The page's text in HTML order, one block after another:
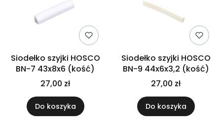
Siodełko szyjki HOSCO
BN-7 43x8x6 (kość)
27,00 zł
Do koszyka
Siodełko szyjki HOSCO
BN-9 44x6x3,2 (kość)
27,00 zł
Do koszyka